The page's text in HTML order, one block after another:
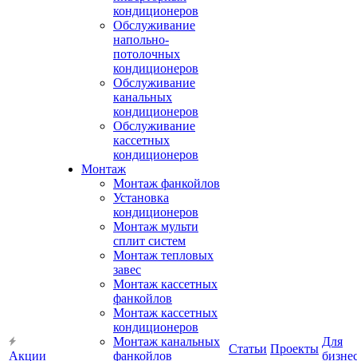
Акции
кондиционеров
Обслуживание
напольно-
потолочных
кондиционеров
Обслуживание
канальных
кондиционеров
Обслуживание
кассетных
кондиционеров
Монтаж
Монтаж фанкойлов
Установка
кондиционеров
Монтаж мульти
сплит систем
Монтаж тепловых
завес
Монтаж кассетных
фанкойлов
Монтаж кассетных
кондиционеров
Монтаж канальных
фанкойлов
Статьи Проекты
Для